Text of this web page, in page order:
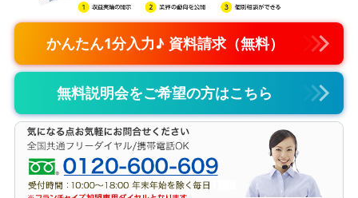
かんたん1分入力♪ 資料請求（無料）
無料説明会をご希望の方はこちら